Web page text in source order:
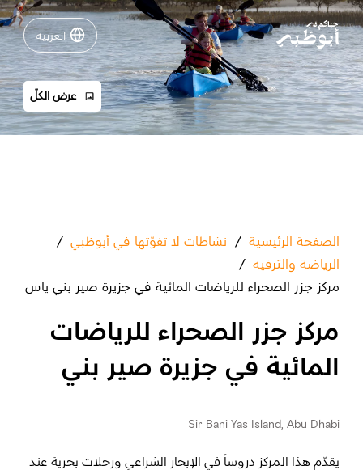
العربية
العربية
نشاطات لا تفوّتها في أبوظبي
خطّط لرحلتك
تسجيل الدخول مسارات
عرض الكلّ
الصفحة الرئيسية / نشاطات لا تفوّتها في أبوظبي /
الرياضة والترفيه /
مركز جزر الصحراء للرياضات المائية في جزيرة صير بني ياس
مركز جزر الصحراء للرياضات
المائية في جزيرة صير بني
Sir Bani Yas Island, Abu Dhabi
يقدّم هذا المركز دروساً في الإبحار الشراعي ورحلات بحرية عند